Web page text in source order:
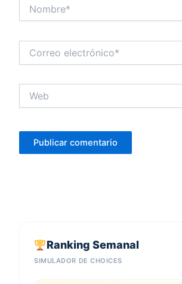
electrónico*
Ranking Semanal
SIMULADOR DE CHOICES